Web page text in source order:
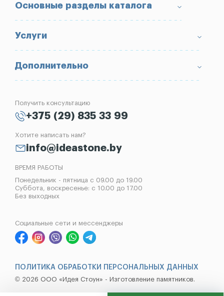
О компании
Доставка и оплата
Условия возврата товара
Портфолио
Вопрос-Ответ
Блог
Контакты
Основные разделы каталога
Памятники
Ограды
Надгробные плиты
Вазы
Услуги
Благоустройство могил
Изготовление памятников
Рассрочка на памятник
Реставрация памятников
Демонтаж памятников
Дополнительно
Получить консультацию
+375 (29) 835 33 99
Хотите написать нам?
info@ideastone.by
ВРЕМЯ РАБОТЫ
Понедельник - пятница с 09.00 до 19.00
Суббота, воскресенье: с 10.00 до 17.00
Без выходных
Социальные сети и мессенджеры
© 2026 ООО «Идея Стоун» - Изготовление памятников.
ПОЛИТИКА ОБРАБОТКИ ПЕРСОНАЛЬНЫХ ДАННЫХ